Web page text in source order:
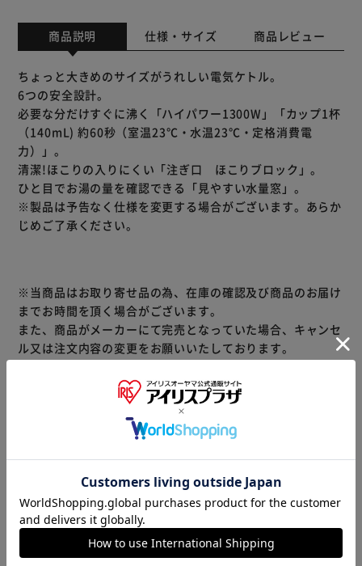
商品説明 仕様・サイズ 商品レビュー
ちょっと大きめのサイズがうれしい電気ケトル。
6つの安全設計。
必要な分だけすぐに沸く「ハイパワー1300W」「カップ1杯
（140mL) 約60秒（室温23℃・水温23℃・定格消費電
力）」。
清潔!ほこりの入りにくい「注ぎ口 ほこりブロック」。
ひと目でお湯の量を確認できる「見やすい水量窓」。
※製品は予告なく仕様を変更する場合がございます。あらか
じめご了承ください。
※当商品はお取り寄せ品の為、在庫の確認及び商品のお届け
までお時間を頂く場合がございます。
また、商品がメーカーにて完売となっていた場合、キャンセ
ル又は注文内容の変更をお願いいたしております。
商品はアイリスプラザがセレクトしたオススメ商品です。